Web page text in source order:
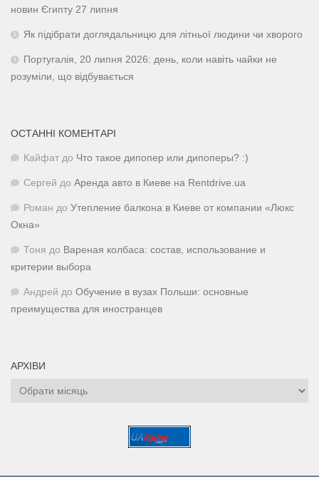
новин Єгипту 27 липня
Як підібрати доглядальницю для літньої людини чи хворого
Португалія, 20 липня 2026: день, коли навіть чайки не
розуміли, що відбувається
ОСТАННІ КОМЕНТАРІ
Кайфат до Что такое дипопер или дипоперы? :)
Сергей до Аренда авто в Киеве на Rentdrive.ua
Роман до Утепление балкона в Киеве от компании «Люкс
Окна»
Тоня до Вареная колбаса: состав, использование и
критерии выбора
Андрей до Обучение в вузах Польши: основные
преимущества для иностранцев
АРХІВИ
Архіви